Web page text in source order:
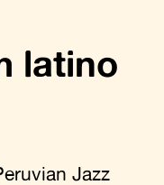
latino
Jazz